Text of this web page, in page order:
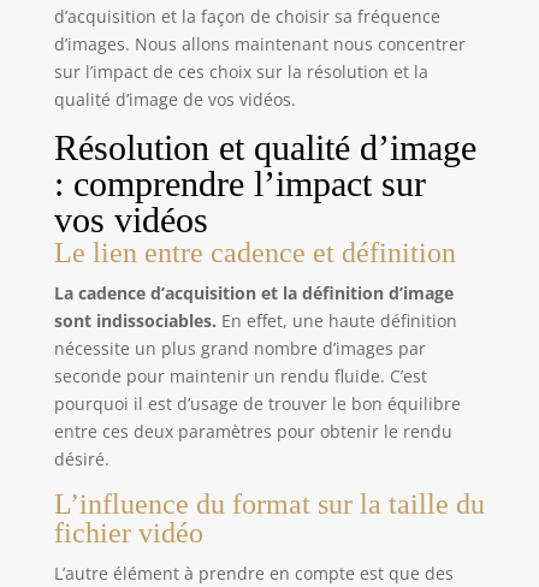
minimisant les fausses alertes. Recevez des
notifications sur votre smartphone. 【Mode
confidentialité】Vous pouvez activer le mode
confidentialité à tout moment ou le programmer.
rétracte l'objectif dans le boîtier de l'appareil et le
privée. 【Stockage sécurisé et flexible】Cette
caméra de surveillance prend en charge le
stockage local sur carte microSD (jusqu'à 256 Go,
non incluse) ou dans le cloud (essai gratuit de 90
jours avec archivage sur 90 jours). Accédez à vos
enregistrements à tout moment et n'importe où.
【Wi-Fi 6 amélioré pour plus de stabilité et de
fluidité】Équipée d'une puce Wi-Fi 6 intelligente,
cette caméra Wi-Fi offre une puissance et une
portée de signal optimisées, garantissant une
transmission stable et une lecture en haute
avec le Wi-Fi 2,4 GHz)
d’acquisition et la façon de choisir sa fréquence
d’images. Nous allons maintenant nous concentrer
sur l’impact de ces choix sur la résolution et la
qualité d’image de vos vidéos.
Résolution et qualité d’image
: comprendre l’impact sur
vos vidéos
Le lien entre cadence et définition
La cadence d’acquisition et la définition d’image
sont indissociables. En effet, une haute définition
nécessite un plus grand nombre d’images par
seconde pour maintenir un rendu fluide. C’est
pourquoi il est d’usage de trouver le bon équilibre
entre ces deux paramètres pour obtenir le rendu
désiré.
L’influence du format sur la taille du
fichier vidéo
L’autre élément à prendre en compte est que des